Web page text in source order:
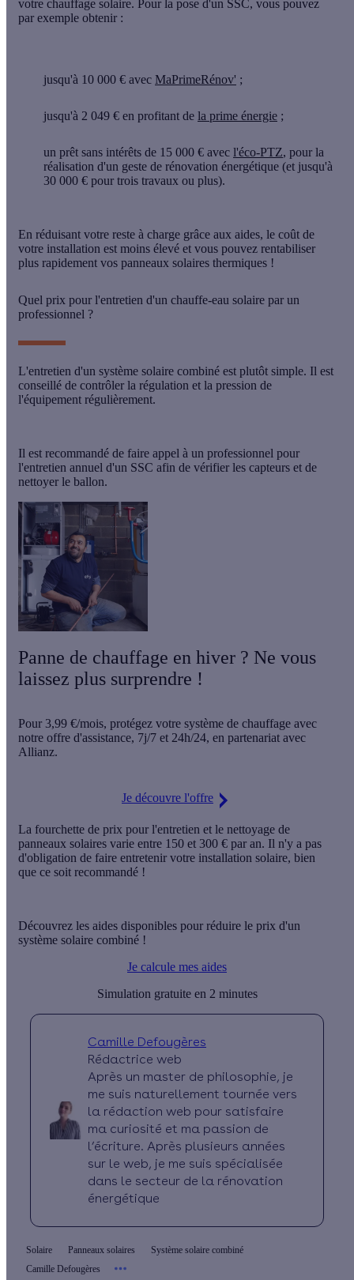
votre chauffage solaire. Pour la pose d'un SSC, vous pouvez
par exemple obtenir :
jusqu'à 10 000 € avec MaPrimeRénov' ;
jusqu'à 2 049 € en profitant de la prime énergie ;
un prêt sans intérêts de 15 000 € avec l'éco-PTZ, pour la
réalisation d'un geste de rénovation énergétique (et jusqu'à
30 000 € pour trois travaux ou plus).
En réduisant votre reste à charge grâce aux aides, le coût de
votre installation est moins élevé et vous pouvez rentabiliser
plus rapidement vos panneaux solaires thermiques !
Quel prix pour l'entretien d'un chauffe-eau solaire par un
professionnel ?
L'entretien d'un système solaire combiné est plutôt simple. Il est
conseillé de contrôler la régulation et la pression de
l'équipement régulièrement.
Il est recommandé de faire appel à un professionnel pour
l'entretien annuel d'un SSC afin de vérifier les capteurs et de
nettoyer le ballon.
Panne de chauffage en hiver ? Ne vous
laissez plus surprendre !
Pour 3,99 €/mois, protégez votre système de chauffage avec
notre offre d'assistance, 7j/7 et 24h/24, en partenariat avec
Allianz.
Je découvre l'offre
La fourchette de prix pour l'entretien et le nettoyage de
panneaux solaires varie entre 150 et 300 € par an. Il n'y a pas
d'obligation de faire entretenir votre installation solaire, bien
que ce soit recommandé !
Découvrez les aides disponibles pour réduire le prix d'un
système solaire combiné !
Je calcule mes aides
Simulation gratuite en 2 minutes
Camille Defougères
Rédactrice web
Après un master de philosophie, je
me suis naturellement tournée vers
la rédaction web pour satisfaire
ma curiosité et ma passion de
l’écriture. Après plusieurs années
sur le web, je me suis spécialisée
dans le secteur de la rénovation
énergétique
Solaire Panneaux solaires
Système solaire combiné
Camille Defougères